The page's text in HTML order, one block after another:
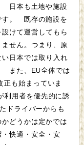
設を
けて運営してもら
せん。つまり、原
日本では取り入れ
も始まっていま
快適・安全・安